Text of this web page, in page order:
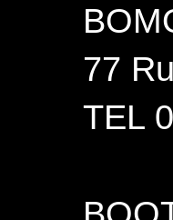
77
TEL